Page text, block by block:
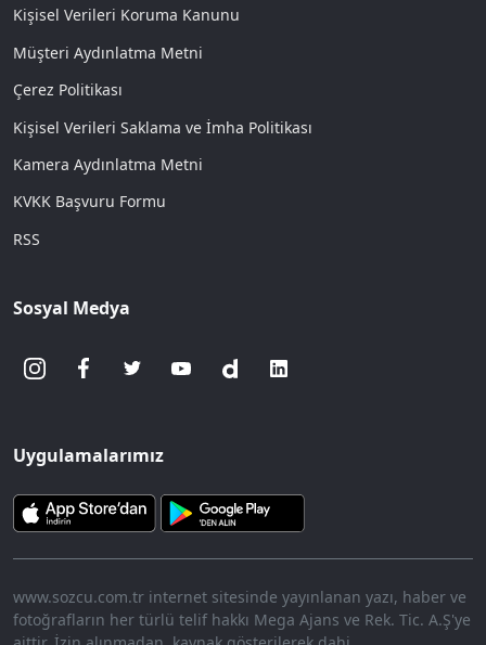
Kişisel Verileri Koruma Kanunu
Müşteri Aydınlatma Metni
Çerez Politikası
Kişisel Verileri Saklama ve İmha Politikası
Kamera Aydınlatma Metni
KVKK Başvuru Formu
RSS
Sosyal Medya
Uygulamalarımız
www.sozcu.com.tr internet sitesinde yayınlanan yazı, haber ve
fotoğrafların her türlü telif hakkı Mega Ajans ve Rek. Tic. A.Ş'ye